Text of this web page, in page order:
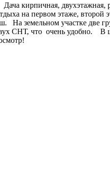
кирпичная,
на первом этаже,
На земельном участке две
СНТ, что очень удобно.